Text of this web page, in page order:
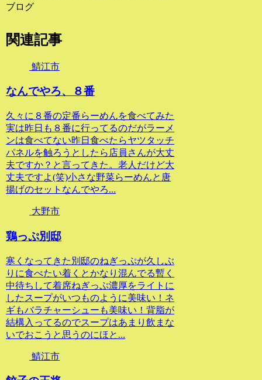
ブログ
関連記事
鯖江市
なんでやろ、８番
久々に８番の定番らーめんを食べてみた
実は昨日も８番に行ってるのだがラーメ
ンは食べてない昨日食べたらヤツタッチ
パネルを触ろうとしたら店員さんが大丈
夫ですか？と言ってきた。老人だけど大
丈夫ですよ(笑)小さな野菜らーめんと唐
揚げのセットなんでやろ...
大野市
鶏っぷ別邸
寒くなってきた別邸のねぎっぷが久しぶ
りに食べたい着くとかなり混んでる暫く
中待ちして着席ねぎっぷ濃厚をライトに
したスープがいつものように美味い！ネ
ギもバラチャーシューも美味い！背脂が
結構入ってるのでスープはあまり飲まな
いでおこうと思うのにほと...
鯖江市